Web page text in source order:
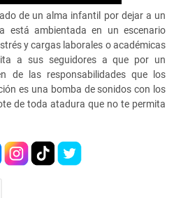
de un alma infantil por dejar a un
está ambientada en un escenario
y cargas laborales o académicas
a sus seguidores a que por un
de las responsabilidades que los
es una bomba de sonidos con los
de toda atadura que no te permita